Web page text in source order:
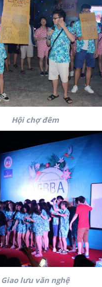
Hội chợ đêm
Giao lưu văn nghệ